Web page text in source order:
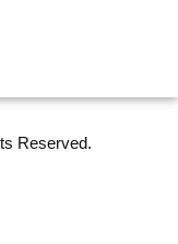
Reserved.